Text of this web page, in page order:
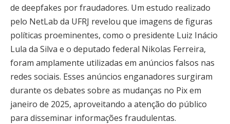
de deepfakes por fraudadores. Um estudo realizado
pelo NetLab da UFRJ revelou que imagens de figuras
políticas proeminentes, como o presidente Luiz Inácio
Lula da Silva e o deputado federal Nikolas Ferreira,
foram amplamente utilizadas em anúncios falsos nas
redes sociais. Esses anúncios enganadores surgiram
durante os debates sobre as mudanças no Pix em
janeiro de 2025, aproveitando a atenção do público
para disseminar informações fraudulentas.